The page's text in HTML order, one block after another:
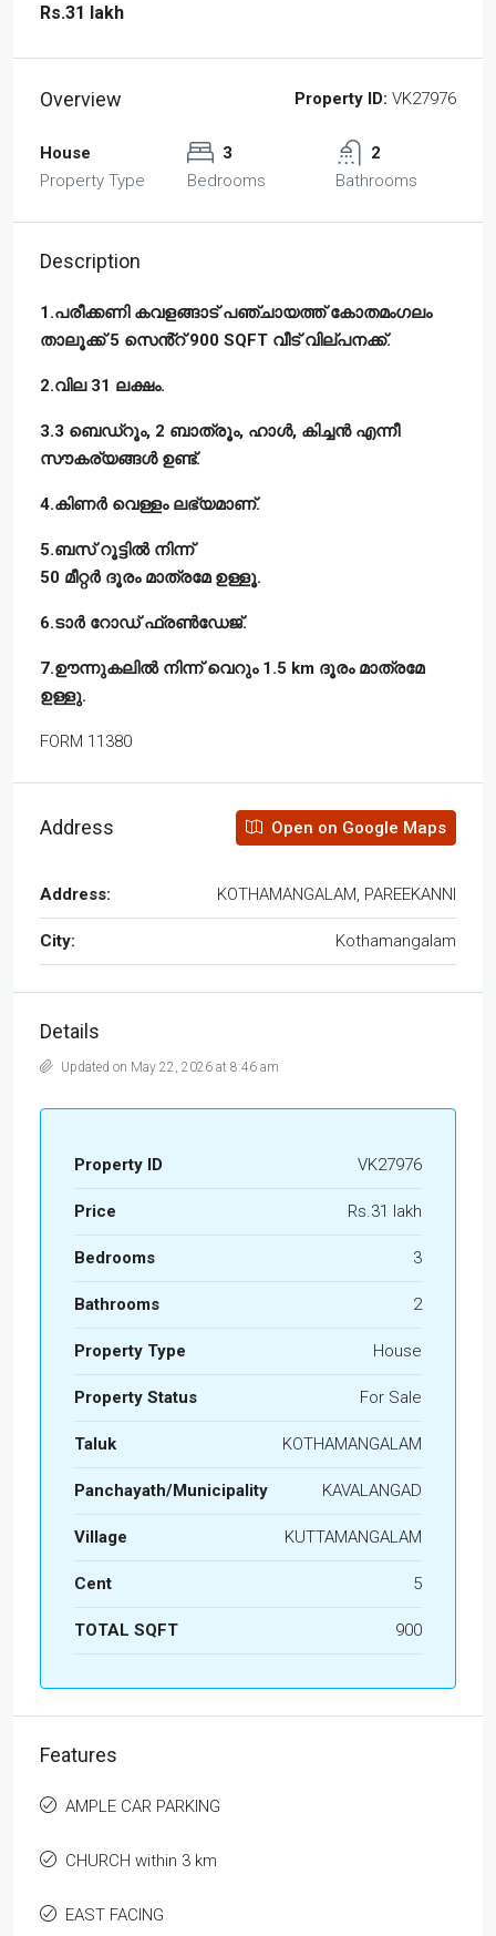
Rs.31 lakh
Overview Property ID: VK27976
House
Property Type
3
Bedrooms
2
Bathrooms
Description
1.പരീക്കണി കവളങ്ങാട് പഞ്ചായത്ത് കോതമംഗലം
താലൂക്ക് 5 സെൻ്റ് 900 SQFT വീട് വില്പനക്ക്.
2.വില 31 ലക്ഷം.
3.3 ബെഡ്‌റൂം, 2 ബാത്രൂം, ഹാൾ, കിച്ചൻ എന്നീ
സൗകര്യങ്ങൾ ഉണ്ട്.
4.കിണർ വെള്ളം ലഭ്യമാണ്.
5.ബസ് റൂട്ടിൽ നിന്ന്
50 മീറ്റർ ദൂരം മാത്രമേ ഉള്ളൂ.
6.ടാർ റോഡ് ഫ്രൺഡേജ്.
7.ഊന്നുകലിൽ നിന്ന് വെറും 1.5 km ദൂരം മാത്രമേ
ഉള്ളു.
FORM 11380
Address Open on Google Maps
Address: KOTHAMANGALAM, PAREEKANNI
City: Kothamangalam
Details
Updated on May 22, 2026 at 8:46 am
Property ID VK27976
Price Rs.31 lakh
Bedrooms 3
Bathrooms 2
Property Type House
Property Status For Sale
Taluk KOTHAMANGALAM
Panchayath/Municipality KAVALANGAD
Village KUTTAMANGALAM
Cent 5
TOTAL SQFT 900
Features
AMPLE CAR PARKING
CHURCH within 3 km
EAST FACING